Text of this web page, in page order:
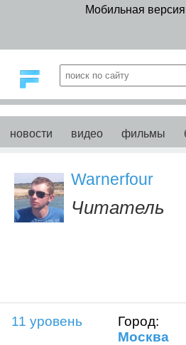
Мобильная версия
новости видео фильмы
Warnerfour
Читатель
11 уровень
Город:
Москва